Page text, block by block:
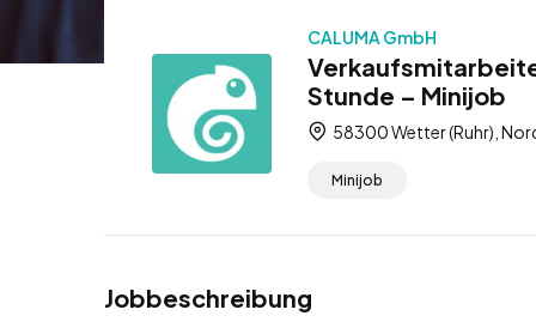
CALUMA GmbH
Stunde – Minijob
58300 Wetter (Ruhr),
Minijob
Jobbeschreibung